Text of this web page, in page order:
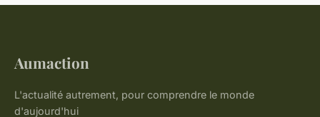
Aumaction
L'actualité autrement, pour comprendre le monde
d'aujourd'hui